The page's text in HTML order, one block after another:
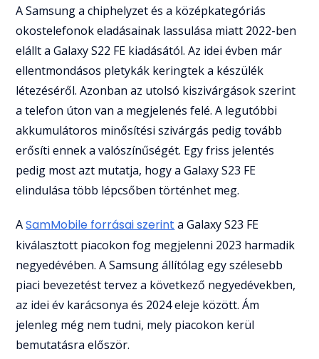
A Samsung a chiphelyzet és a középkategóriás
okostelefonok eladásainak lassulása miatt 2022-ben
elállt a Galaxy S22 FE kiadásától. Az idei évben már
ellentmondásos pletykák keringtek a készülék
létezéséről. Azonban az utolsó kiszivárgások szerint
a telefon úton van a megjelenés felé. A legutóbbi
akkumulátoros minősítési szivárgás pedig tovább
erősíti ennek a valószínűségét. Egy friss jelentés
pedig most azt mutatja, hogy a Galaxy S23 FE
elindulása több lépcsőben történhet meg.
ASamMobile forrásai szerint a Galaxy S23 FE
kiválasztott piacokon fog megjelenni 2023 harmadik
negyedévében. A Samsung állítólag egy szélesebb
piaci bevezetést tervez a következő negyedévekben,
az idei év karácsonya és 2024 eleje között. Ám
jelenleg még nem tudni, mely piacokon kerül
bemutatásra először.